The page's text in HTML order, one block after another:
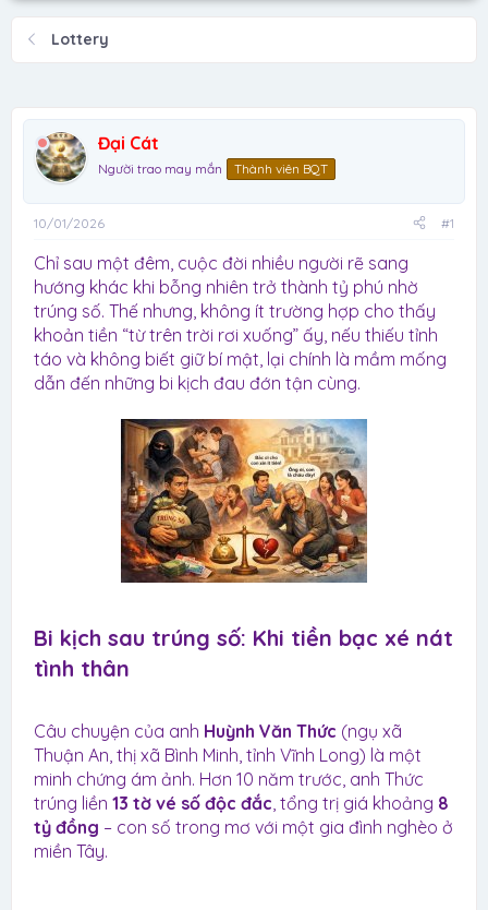
r
Lottery
Đại Cát
Người trao may mắn Thành viên BQT
10/01/2026 #1
Chỉ sau một đêm, cuộc đời nhiều người rẽ sang
hướng khác khi bỗng nhiên trở thành tỷ phú nhờ
trúng số. Thế nhưng, không ít trường hợp cho thấy
khoản tiền “từ trên trời rơi xuống” ấy, nếu thiếu tỉnh
táo và không biết giữ bí mật, lại chính là mầm mống
dẫn đến những bi kịch đau đớn tận cùng.
Bi kịch sau trúng số: Khi tiền bạc xé nát
tình thân​
Câu chuyện của anh Huỳnh Văn Thức (ngụ xã
Thuận An, thị xã Bình Minh, tỉnh Vĩnh Long) là một
minh chứng ám ảnh. Hơn 10 năm trước, anh Thức
trúng liền 13 tờ vé số độc đắc , tổng trị giá khoảng 8
tỷ đồng – con số trong mơ với một gia đình nghèo ở
miền Tây.